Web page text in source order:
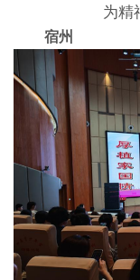
为精
宿州